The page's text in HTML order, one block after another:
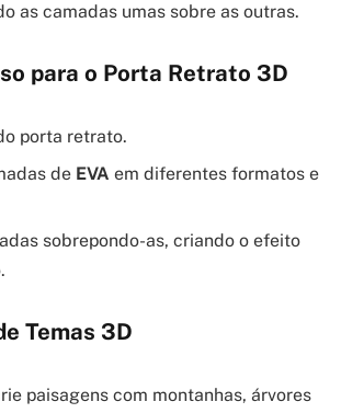
as camadas umas sobre as outras.
para o Porta Retrato 3D
porta retrato.
de EVA em diferentes formatos e
sobrepondo-as, criando o efeito
Temas 3D
paisagens com montanhas, árvores